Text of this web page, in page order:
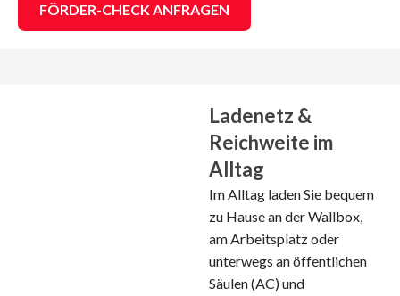
FÖRDER-CHECK ANFRAGEN
Ladenetz &
Reichweite im
Alltag
Im Alltag laden Sie bequem
zu Hause an der Wallbox,
am Arbeitsplatz oder
unterwegs an öffentlichen
Säulen (AC) und